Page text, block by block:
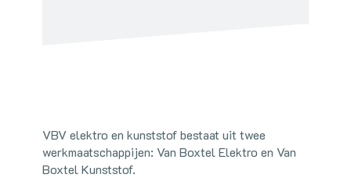
VBV elektro en kunststof bestaat uit twee
werkmaatschappijen: Van Boxtel Elektro en Van
Boxtel Kunststof.